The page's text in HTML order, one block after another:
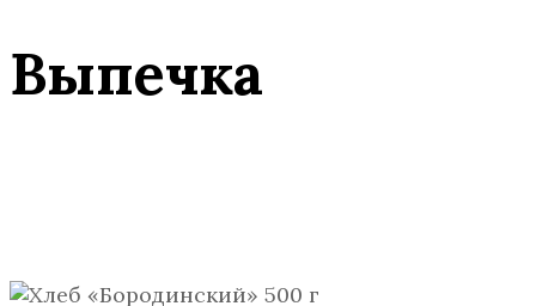
Выпечка